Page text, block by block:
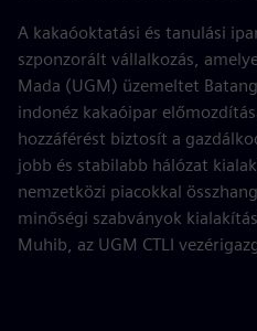
A kakaóoktatási és tanulási
szponzorált vállalkozás,
Mada (UGM) üzemeltet
indonéz kakaóipar
hozzáférést biztosít a
jobb és stabilabb hálózat
nemzetközi piacokkal
minőségi szabványok
Muhib, az UGM CTLI